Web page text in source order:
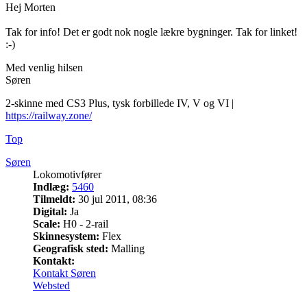
Hej Morten
Tak for info! Det er godt nok nogle lækre bygninger. Tak for linket!
:-)
Med venlig hilsen
Søren
2-skinne med CS3 Plus, tysk forbillede IV, V og VI |
https://railway.zone/
Top
Søren
Lokomotivfører
Indlæg: 5460
Tilmeldt: 30 jul 2011, 08:36
Digital: Ja
Scale: H0 - 2-rail
Skinnesystem: Flex
Geografisk sted: Malling
Kontakt:
Kontakt Søren
Websted